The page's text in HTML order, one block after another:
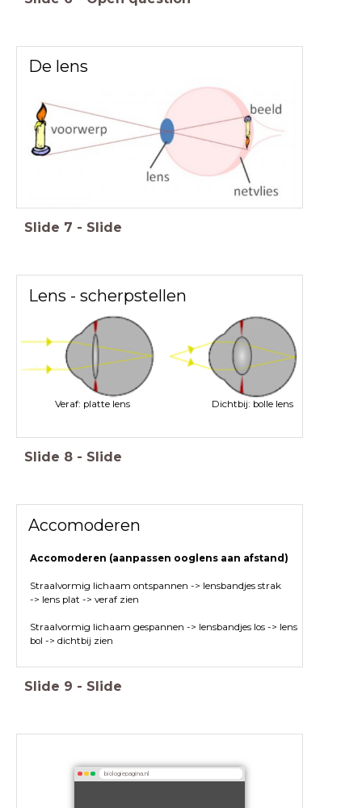
De lens
Slide 7 - Slide
Lens - scherpstellen
Veraf: platte lens Dichtbij: bolle lens
Slide 8 - Slide
Accomoderen
Accomoderen (aanpassen ooglens aan afstand)
Straalvormig lichaam ontspannen -> lensbandjes strak
-> lens plat -> veraf zien
Straalvormig lichaam gespannen -> lensbandjes los -> lens
bol -> dichtbij zien
Slide 9 - Slide
biologiepagina.nl